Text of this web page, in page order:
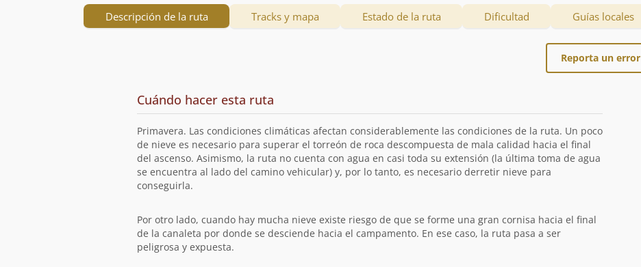
Descripción de la ruta Tracks y mapa Estado de la ruta Dificultad Guías locales
Reporta un error
Cuándo hacer esta ruta
Primavera. Las condiciones climáticas afectan considerablemente las condiciones de la ruta. Un poco
de nieve es necesario para superar el torreón de roca descompuesta de mala calidad hacia el final
del ascenso. Asimismo, la ruta no cuenta con agua en casi toda su extensión (la última toma de agua
se encuentra al lado del camino vehicular) y, por lo tanto, es necesario derretir nieve para
conseguirla.
Por otro lado, cuando hay mucha nieve existe riesgo de que se forme una gran cornisa hacia el final
de la canaleta por donde se desciende hacia el campamento. En ese caso, la ruta pasa a ser
peligrosa y expuesta.